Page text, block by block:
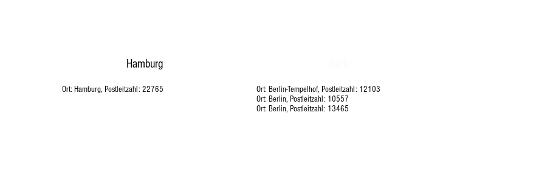
Hamburg
Ort: Hamburg, Postleitzahl: 22765
Ort: Berlin-Tempelhof, Postleitzahl: 12103
Ort: Berlin, Postleitzahl: 10557
Ort: Berlin, Postleitzahl: 13465